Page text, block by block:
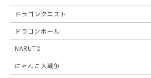
ドラゴンクエスト
ドラゴンボール
NARUTO
にゃんこ大戦争